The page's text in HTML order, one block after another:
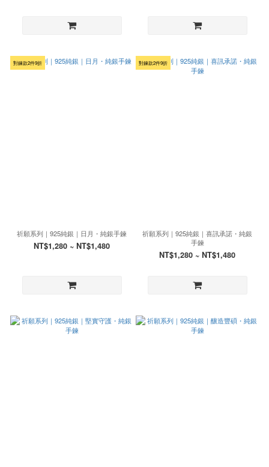
對鍊款2件9折
祈願系列｜925純銀｜日月・純銀手鍊
NT$1,280 ~ NT$1,480
對鍊款2件9折
祈願系列｜925純銀｜喜訊承諾・純銀
手鍊
NT$1,280 ~ NT$1,480